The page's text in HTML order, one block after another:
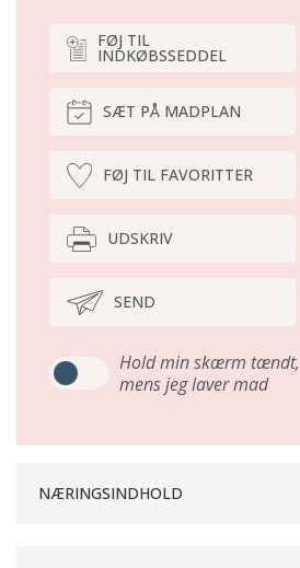
FØJ TIL
INDKØBSSEDDEL
SÆT PÅ MADPLAN
FØJ TIL FAVORITTER
UDSKRIV
SEND
Hold min skærm tændt,
mens jeg laver mad
NÆRINGSINDHOLD